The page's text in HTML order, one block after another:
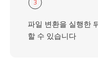
3
파일 변환을 실행한
할 수 있습니다